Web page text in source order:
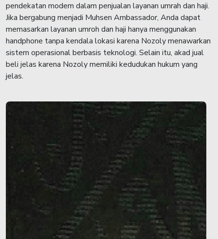
pendekatan modern dalam penjualan layanan umrah dan haji.
Jika bergabung menjadi Muhsen Ambassador, Anda dapat
memasarkan layanan umroh dan haji hanya menggunakan
handphone tanpa kendala lokasi karena Nozoly menawarkan
sistem operasional berbasis teknologi. Selain itu, akad jual
beli jelas karena Nozoly memiliki kedudukan hukum yang
jelas.